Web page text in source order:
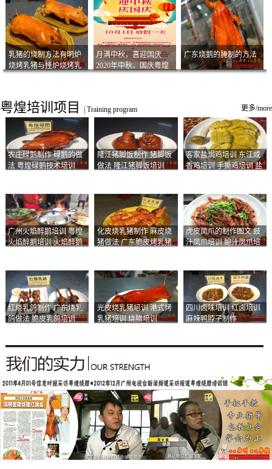
乳猪的烧制方法有明炉
烧烤乳猪与挂炉烧烤乳
月满中秋，喜迎国庆
2020年中秋、国庆粤煌
广东烧鹅的腌制的方法
粤煌培训项目 Training program 更多/more
农庄碌鹅制作 碌鹅的做
法 粤煌碌鹅技术培训
隆江猪脚饭制作 猪脚饭
做法 隆江猪脚饭培训
客家盐焗鸡培训 东江咸
香鸡培训 手撕鸡培训 盐
广州火焰醉鹅培训 粤煌
火焰醉鹅培训 火焰醉鹅
化皮烧乳猪制作 麻皮烧
猪做法 广东脆皮烤乳猪
虎皮凤爪的制作图文 豉
汁凤爪培训 鲍汁凤爪培
红烧乳鸽制作 广东烧乳
鸽做法 脆皮乳鸽培训
光皮烧乳猪培训 港式烤
乳猪培训 烧腊培训
四川卤味培训 红卤培训
麻辣鸭脖子制作